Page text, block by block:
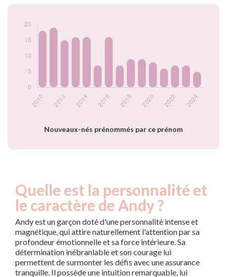
Nouveaux-nés prénommés par ce prénom
Popularité du
2019
2020
2021
Quelle est la personnalité et
le caractère de Andy ?
Andy est un garçon doté d'une personnalité intense et
magnétique, qui attire naturellement l'attention par sa
profondeur émotionnelle et sa force intérieure. Sa
détermination inébranlable et son courage lui
permettent de surmonter les défis avec une assurance
tranquille. Il possède une intuition remarquable, lui